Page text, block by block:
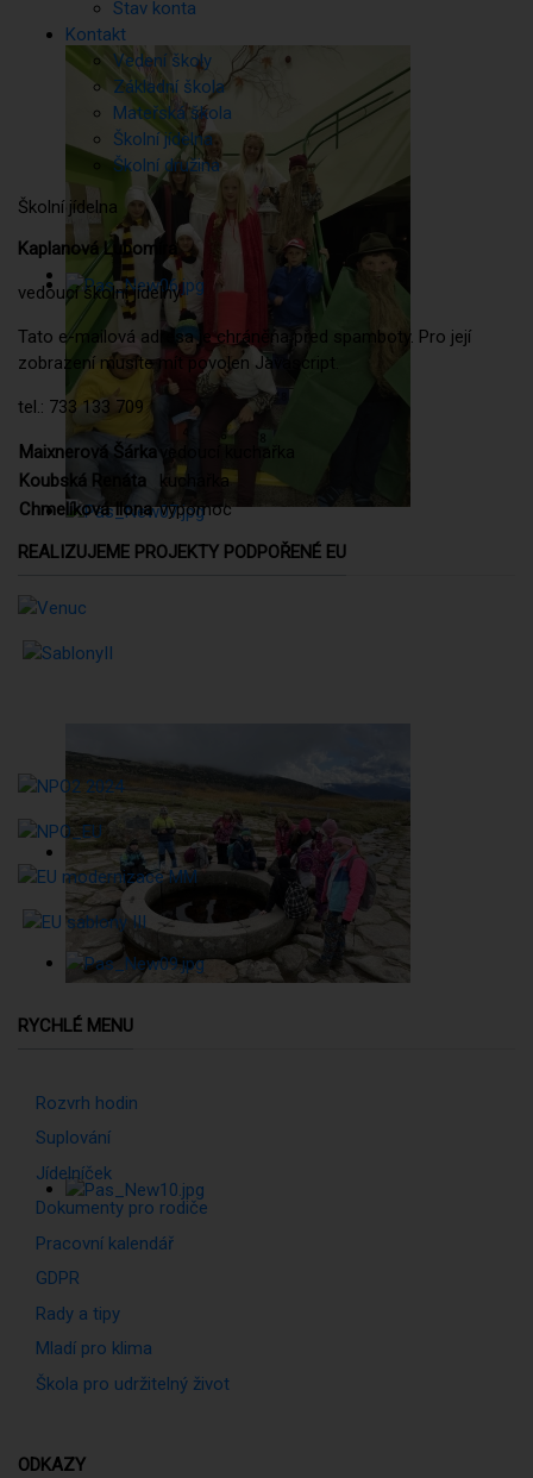
Stav konta
Kontakt
Vedení školy
Základní škola
Mateřská škola
Školní jídelna
Školní družina
Školní jídelna
Kaplanová Lubomíra
vedoucí školní jídelny
Tato e-mailová adresa je chráněna před spamboty. Pro její
zobrazení musíte mít povolen Javascript.
tel.: 733 133 709
Maixnerová Šárkavedoucí kuchařka
Koubská Renáta
kuchařka
Chmelíková Ilona výpomoc
REALIZUJEME PROJEKTY PODPOŘENÉ EU
RYCHLÉ MENU
Rozvrh hodin
Suplování
Jídelníček
Dokumenty pro rodiče
Pracovní kalendář
GDPR
Rady a tipy
Mladí pro klima
Škola pro udržitelný život
ODKAZY